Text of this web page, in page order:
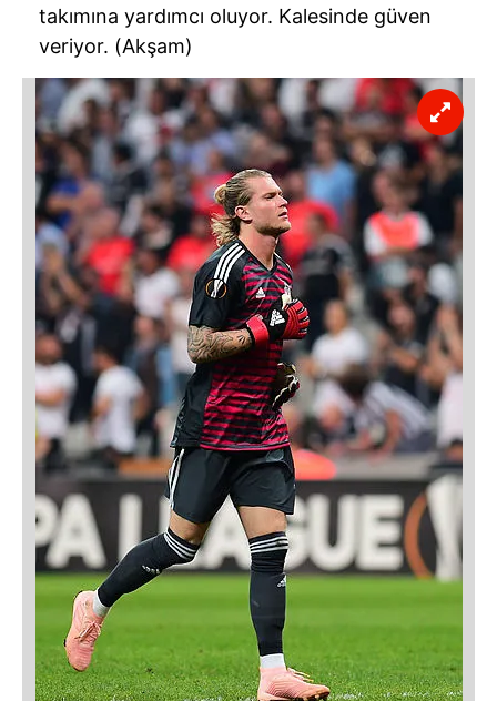
takımına yardımcı oluyor. Kalesinde güven
veriyor. (Akşam)